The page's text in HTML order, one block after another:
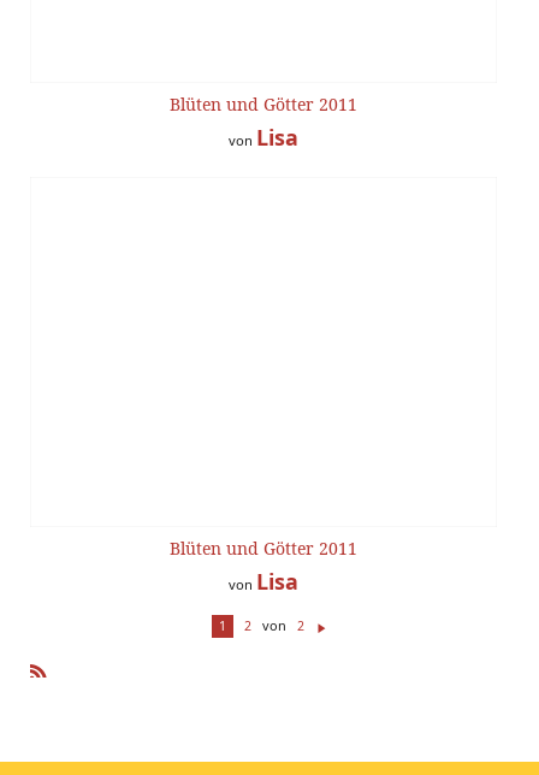
Blüten und Götter 2011
von Lisa
Blüten und Götter 2011
von Lisa
1 2 von 2